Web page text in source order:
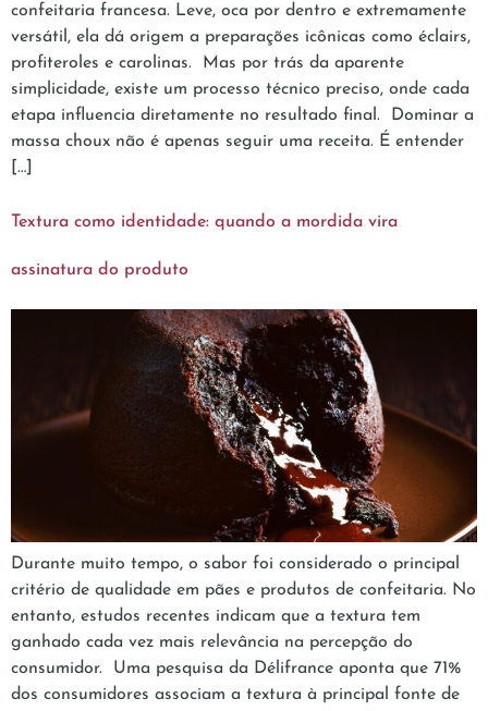
confeitaria francesa. Leve, oca por dentro e extremamente
versátil, ela dá origem a preparações icônicas como éclairs,
profiteroles e carolinas. Mas por trás da aparente
simplicidade, existe um processo técnico preciso, onde cada
etapa influencia diretamente no resultado final. Dominar a
massa choux não é apenas seguir uma receita. É entender
[…]
Textura como identidade: quando a mordida vira
assinatura do produto
Durante muito tempo, o sabor foi considerado o principal
critério de qualidade em pães e produtos de confeitaria. No
entanto, estudos recentes indicam que a textura tem
ganhado cada vez mais relevância na percepção do
consumidor. Uma pesquisa da Délifrance aponta que 71%
dos consumidores associam a textura à principal fonte de